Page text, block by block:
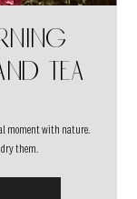
tea
moment with nature.
dry them.